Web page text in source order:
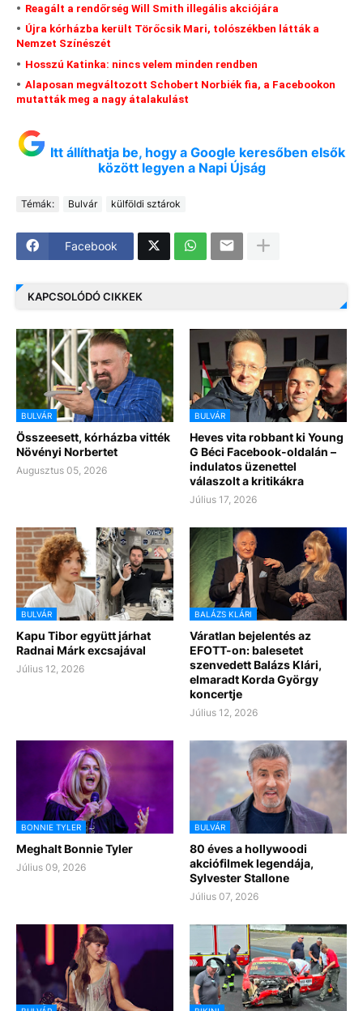
Reagált a rendőrség Will Smith illegális akciójára
Újra kórházba került Törőcsik Mari, tolószékben látták a
Nemzet Színészét
Hosszú Katinka: nincs velem minden rendben
Alaposan megváltozott Schobert Norbiék fia, a Facebookon
mutatták meg a nagy átalakulást
Itt állíthatja be, hogy a Google keresőben elsők
között legyen a Napi Újság
Témák: Bulvár külföldi sztárok
Facebook
KAPCSOLÓDÓ CIKKEK
BULVÁR
Összeesett, kórházba vitték
Növényi Norbertet
Augusztus 05, 2026
BULVÁR
Heves vita robbant ki Young
G Béci Facebook-oldalán –
indulatos üzenettel
válaszolt a kritikákra
Július 17, 2026
BULVÁR
Kapu Tibor együtt járhat
Radnai Márk excsajával
Július 12, 2026
BALÁZS KLÁRI
Váratlan bejelentés az
EFOTT-on: balesetet
szenvedett Balázs Klári,
elmaradt Korda György
koncertje
Július 12, 2026
BONNIE TYLER
Meghalt Bonnie Tyler
Július 09, 2026
BULVÁR
80 éves a hollywoodi
akciófilmek legendája,
Sylvester Stallone
Július 07, 2026